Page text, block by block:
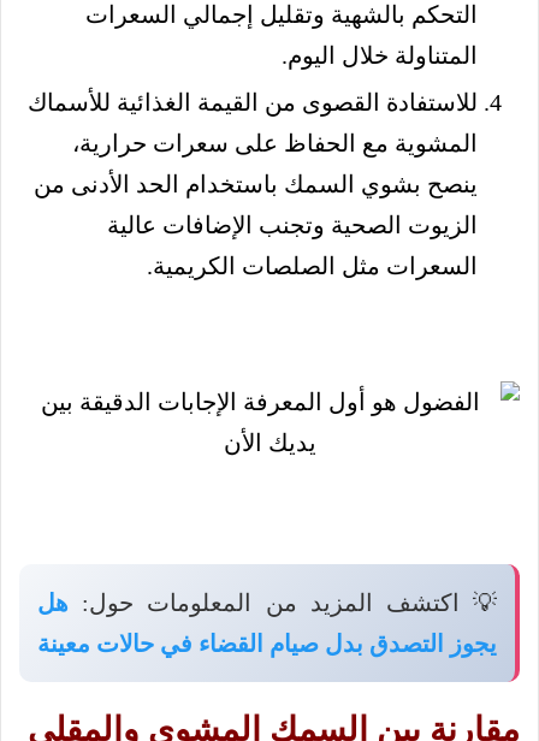
التحكم بالشهية وتقليل إجمالي السعرات
المتناولة خلال اليوم.
للاستفادة القصوى من القيمة الغذائية للأسماك
المشوية مع الحفاظ على سعرات حرارية،
ينصح بشوي السمك باستخدام الحد الأدنى من
الزيوت الصحية وتجنب الإضافات عالية
السعرات مثل الصلصات الكريمية.
💡 اكتشف المزيد من المعلومات حول: هل
يجوز التصدق بدل صيام القضاء في حالات معينة
مقارنة بين السمك المشوي والمقلي